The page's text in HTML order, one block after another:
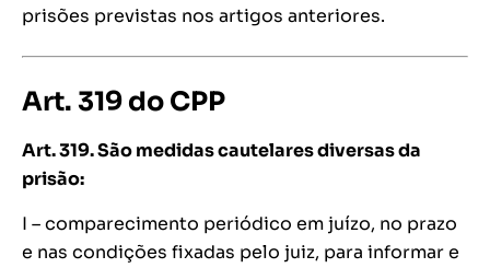
prisões previstas nos artigos anteriores.
Art. 319 do CPP
Art. 319. São medidas cautelares diversas da
prisão:
I – comparecimento periódico em juízo, no prazo
e nas condições fixadas pelo juiz, para informar e